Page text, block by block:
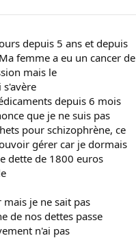
depuis 5 ans et depuis
femme a eu un cancer de
mais le
depuis 6 mois
que je ne suis pas
pour schizophrène, ce
gérer car je dormais
dette de 1800 euros
mais je ne sait pas
de nos dettes passe
n'ai pas